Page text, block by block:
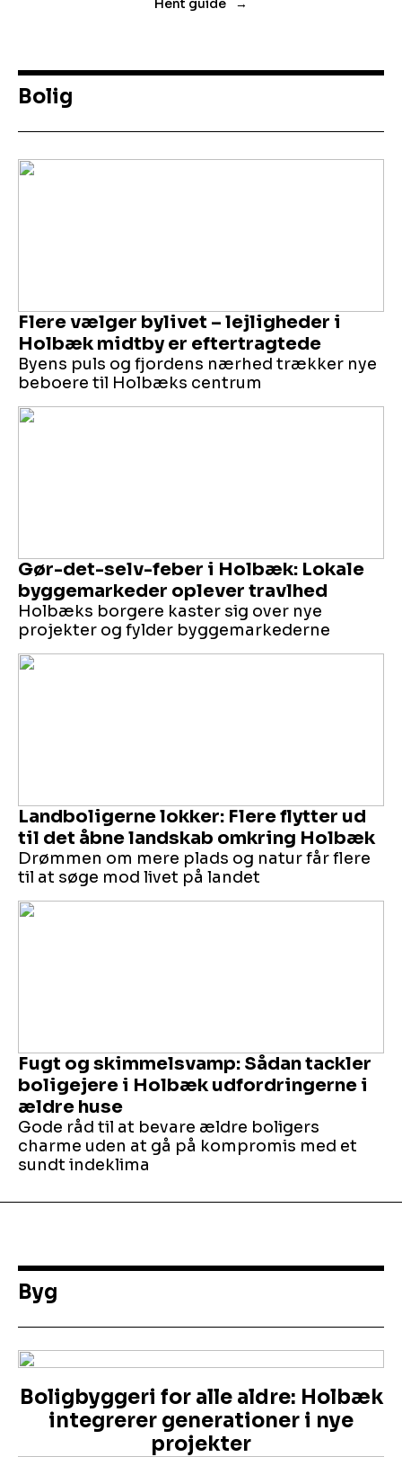
Hent guide
Bolig
Flere vælger bylivet – lejligheder i
Holbæk midtby er eftertragtede
Byens puls og fjordens nærhed trækker nye
beboere til Holbæks centrum
Gør-det-selv-feber i Holbæk: Lokale
byggemarkeder oplever travlhed
Holbæks borgere kaster sig over nye
projekter og fylder byggemarkederne
Landboligerne lokker: Flere flytter ud
til det åbne landskab omkring Holbæk
Drømmen om mere plads og natur får flere
til at søge mod livet på landet
Fugt og skimmelsvamp: Sådan tackler
boligejere i Holbæk udfordringerne i
ældre huse
Gode råd til at bevare ældre boligers
charme uden at gå på kompromis med et
sundt indeklima
Byg
Boligbyggeri for alle aldre: Holbæk
integrerer generationer i nye
projekter